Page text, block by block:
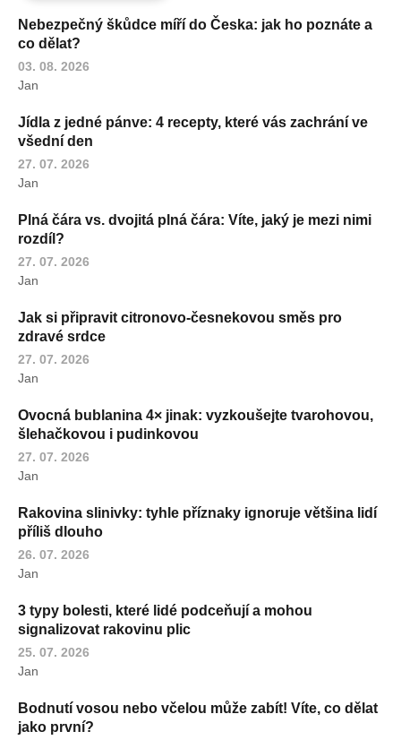
Nebezpečný škůdce míří do Česka: jak ho poznáte a
co dělat?
03. 08. 2026
Jan
Jídla z jedné pánve: 4 recepty, které vás zachrání ve
všední den
27. 07. 2026
Jan
Plná čára vs. dvojitá plná čára: Víte, jaký je mezi nimi
rozdíl?
27. 07. 2026
Jan
Jak si připravit citronovo-česnekovou směs pro
zdravé srdce
27. 07. 2026
Jan
Ovocná bublanina 4× jinak: vyzkoušejte tvarohovou,
šlehačkovou i pudinkovou
27. 07. 2026
Jan
Rakovina slinivky: tyhle příznaky ignoruje většina lidí
příliš dlouho
26. 07. 2026
Jan
3 typy bolesti, které lidé podceňují a mohou
signalizovat rakovinu plic
25. 07. 2026
Jan
Bodnutí vosou nebo včelou může zabít! Víte, co dělat
jako první?